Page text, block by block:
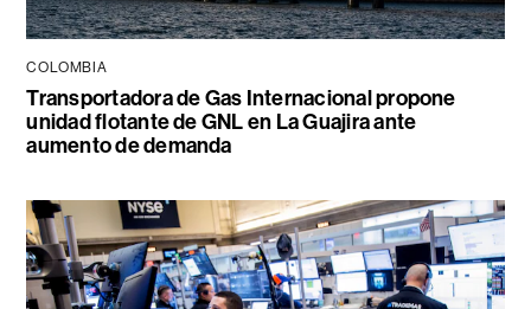
COLOMBIA
Transportadora de Gas Internacional propone
unidad flotante de GNL en La Guajira ante
aumento de demanda